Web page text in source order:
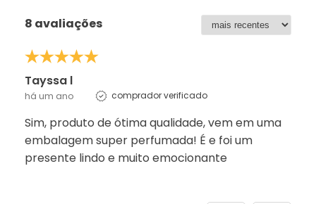
8 avaliações
Tayssa l
há um ano comprador verificado
Sim, produto de ótima qualidade, vem em uma
embalagem super perfumada! É e foi um
presente lindo e muito emocionante